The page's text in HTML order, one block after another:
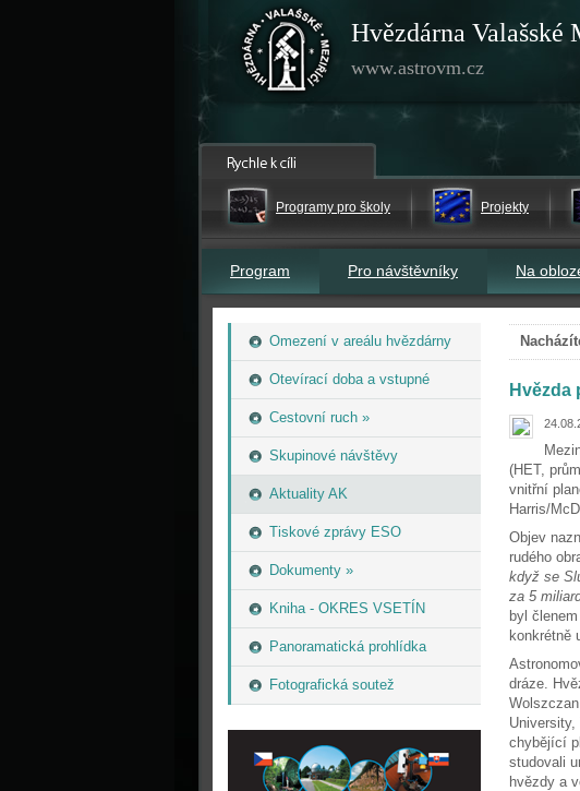
Hvězdárna Valašské
www.astrovm.cz
Programy pro školy Projekty
Program Pro návštěvníky Na
Omezení v areálu hvězdárny
Otevírací doba a vstupné
Cestovní ruch »
Skupinové návštěvy
Aktuality AK
Tiskové zprávy ESO
Dokumenty »
Kniha - OKRES VSETÍN
Panoramatická prohlídka
Fotografická soutež
Hvězda
(HET,
vnitřní
Harris/
Objev
rudého
když se
za 5
byl
konkrétně
dráze.
chybějící
studovali
hvězdy a